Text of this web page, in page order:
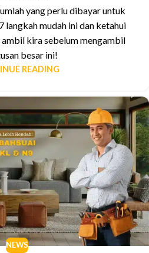
yang perlu dibayar untuk
langkah mudah ini dan ketahui
ambil kira sebelum mengambil
besar ini!
READING
NEWS